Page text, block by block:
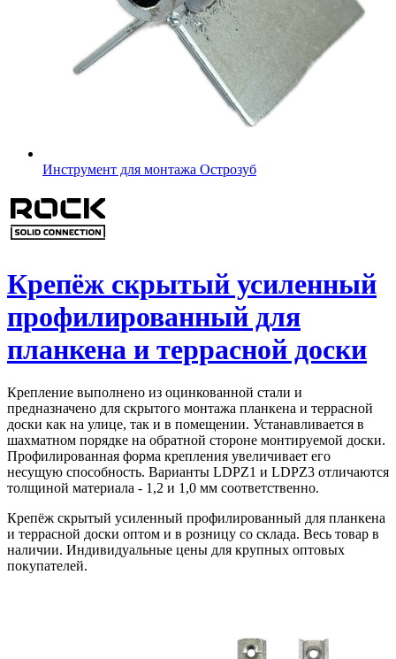
Инструмент для монтажа Острозуб
Крепёж скрытый усиленный
профилированный для
планкена и террасной доски
Крепление выполнено из оцинкованной стали и
предназначено для скрытого монтажа планкена и террасной
доски как на улице, так и в помещении. Устанавливается в
шахматном порядке на обратной стороне монтируемой доски.
Профилированная форма крепления увеличивает его
несущую способность. Варианты LDPZ1 и LDPZ3 отличаются
толщиной материала - 1,2 и 1,0 мм соответственно.
Крепёж скрытый усиленный профилированный для планкена
и террасной доски оптом и в розницу со склада. Весь товар в
наличии. Индивидуальные цены для крупных оптовых
покупателей.